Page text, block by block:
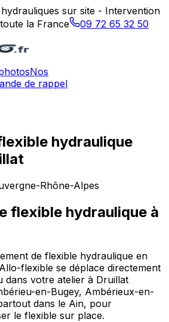
sur site - Intervention
la France
09 72 65 32 50
Nos
de rappel
hydraulique
Rhône-Alpes
flexible hydraulique à
de flexible hydraulique en
flexible se déplace directement
dans votre atelier à Druillat
en-Bugey, Ambérieux-en-
dans le Ain, pour
le flexible sur place.